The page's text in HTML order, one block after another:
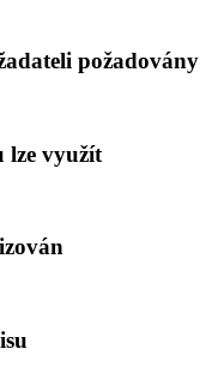
požadovány
lze využít